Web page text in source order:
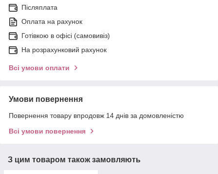
Післяплата
Оплата на рахунок
Готівкою в офісі (самовивіз)
На розрахунковий рахунок
Всі умови оплати
Умови повернення
Повернення товару впродовж 14 днів за домовленістю
Всі умови повернення
З цим товаром також замовляють